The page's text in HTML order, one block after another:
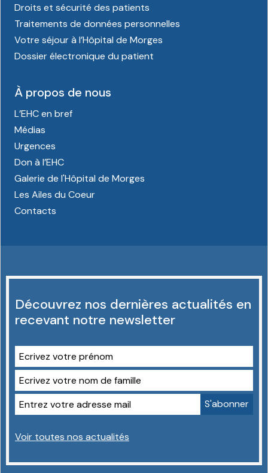
Droits et sécurité des patients
Traitements de données personnelles
Votre séjour à l’Hôpital de Morges
Dossier électronique du patient
À propos de nous
L’EHC en bref
Médias
Urgences
Don à l’EHC
Galerie de l'Hôpital de Morges
Les Ailes du Coeur
Contacts
Découvrez nos dernières actualités en
recevant notre newsletter
Voir toutes nos actualités